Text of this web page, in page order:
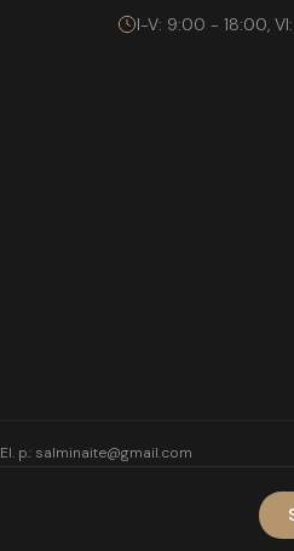
I-V: 9:00 - 18:00,
El. p.: salminaite@gmail.com